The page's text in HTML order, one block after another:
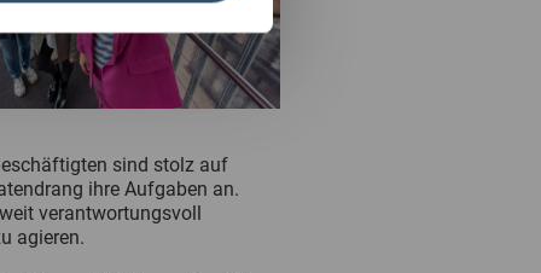
sind stolz auf
ihre Aufgaben an.
verantwortungsvoll
agieren.